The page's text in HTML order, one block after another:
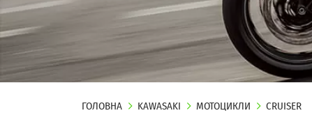
ГОЛОВНА KAWASAKI МОТОЦИКЛИ CRUISER